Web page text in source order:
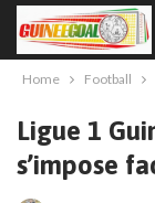
Home Football
Ligue 1
s’impose